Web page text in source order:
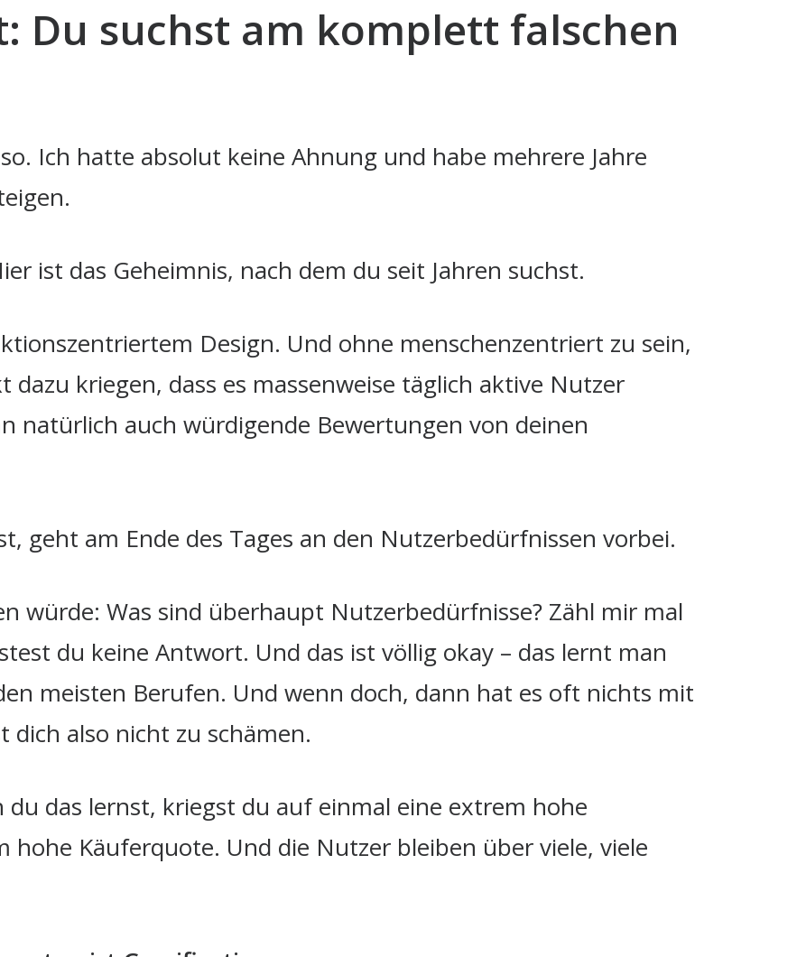
Du suchst am komplett falschen
Ich hatte absolut keine Ahnung und habe mehrere Jahre
ist das Geheimnis, nach dem du seit Jahren suchst.
Design. Und ohne menschenzentriert zu sein,
kriegen, dass es massenweise täglich aktive Nutzer
natürlich auch würdigende Bewertungen von deinen
geht am Ende des Tages an den Nutzerbedürfnissen vorbei.
würde: Was sind überhaupt Nutzerbedürfnisse? Zähl mir mal
du keine Antwort. Und das ist völlig okay – das lernt man
meisten Berufen. Und wenn doch, dann hat es oft nichts mit
also nicht zu schämen.
du das lernst, kriegst du auf einmal eine extrem hohe
hohe Käuferquote. Und die Nutzer bleiben über viele, viele